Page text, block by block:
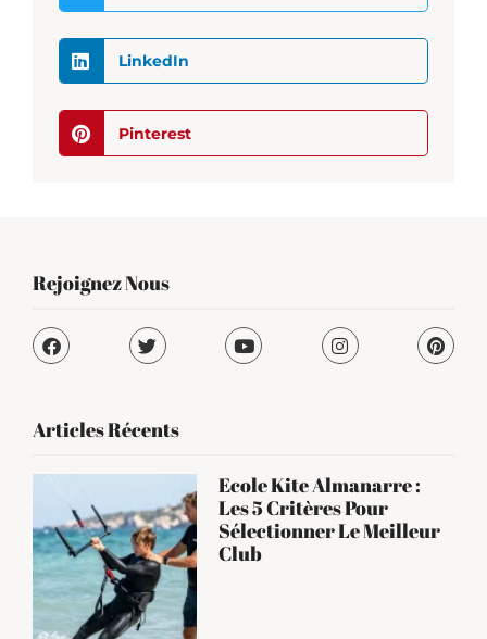
LinkedIn
Pinterest
Rejoignez Nous
Articles Récents
Ecole Kite Almanarre :
Les 5 Critères Pour
Sélectionner Le Meilleur
Club